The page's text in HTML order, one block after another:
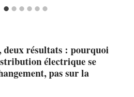
deux résultats : pourquoi
électrique se
pas sur la